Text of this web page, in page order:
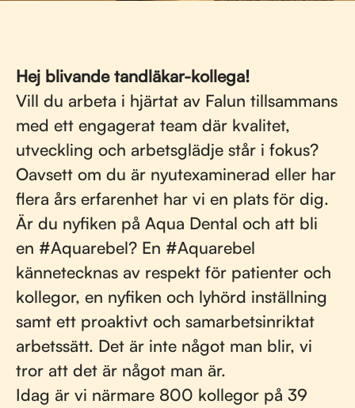
Hej blivande tandläkar-kollega!
Vill du arbeta i hjärtat av Falun tillsammans
med ett engagerat team där kvalitet,
utveckling och arbetsglädje står i fokus?
Oavsett om du är nyutexaminerad eller har
flera års erfarenhet har vi en plats för dig.
Är du nyfiken på Aqua Dental och att bli
en #Aquarebel? En #Aquarebel
kännetecknas av respekt för patienter och
kollegor, en nyfiken och lyhörd inställning
samt ett proaktivt och samarbetsinriktat
arbetssätt. Det är inte något man blir, vi
tror att det är något man är.
Idag är vi närmare 800 kollegor på 39